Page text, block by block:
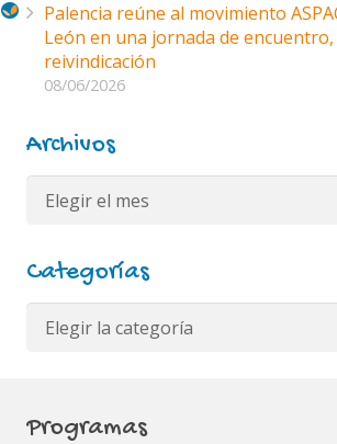
Palencia reúne al movimiento
León en una jornada de
reivindicación
08/06/2026
Archivos
Archivos
Categorías
Categorías
Programas